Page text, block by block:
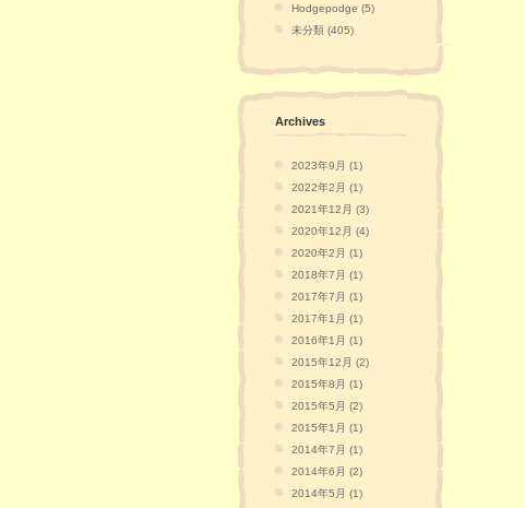
Hodgepodge (5)
未分類 (405)
Archives
2023年9月 (1)
2022年2月 (1)
2021年12月 (3)
2020年12月 (4)
2020年2月 (1)
2018年7月 (1)
2017年7月 (1)
2017年1月 (1)
2016年1月 (1)
2015年12月 (2)
2015年8月 (1)
2015年5月 (2)
2015年1月 (1)
2014年7月 (1)
2014年6月 (2)
2014年5月 (1)